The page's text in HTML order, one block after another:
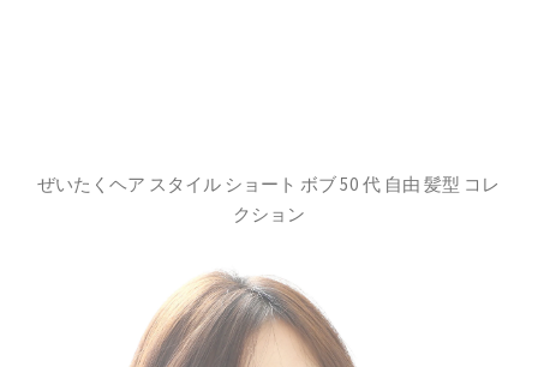
ぜいたくヘア スタイル ショート ボブ 50 代 自由 髪型 コレ
クション